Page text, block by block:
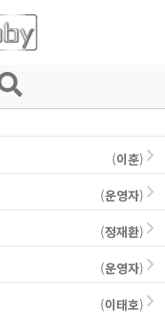
(이훈)
(운영자)
(정재환)
(운영자)
(이태호)